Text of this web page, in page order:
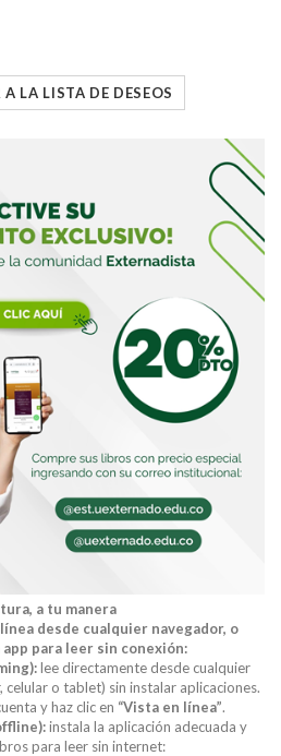
Buscar
Buscar
A LA LISTA DE DESEOS
a tu manera
desde cualquier navegador, o
para leer sin conexión:
lee directamente desde cualquier
o tablet) sin instalar aplicaciones.
y haz clic en “Vista en línea”.
instala la aplicación adecuada y
para leer sin internet: